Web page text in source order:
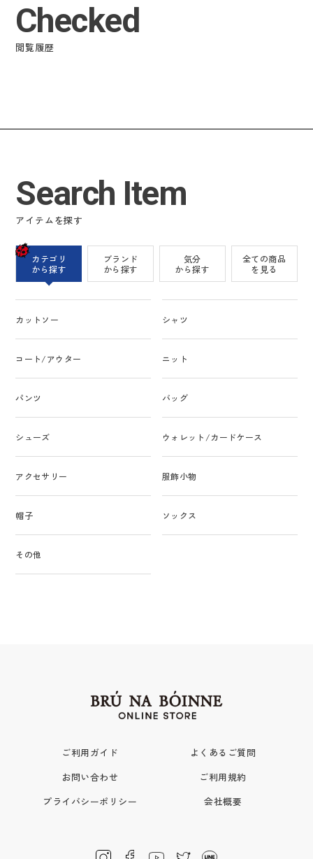
Checked
閲覧履歴
Search Item
アイテムを探す
カテゴリ
から探す
ブランド
から探す
気分
から探す
全ての商品
を見る
カットソー シャツ
コート/アウター ニット
パンツ バッグ
シューズ ウォレット/カードケース
アクセサリー 服飾小物
帽子 ソックス
その他
ご利用ガイド
よくあるご質問
お問い合わせ
ご利用規約
プライバシーポリシー
会社概要